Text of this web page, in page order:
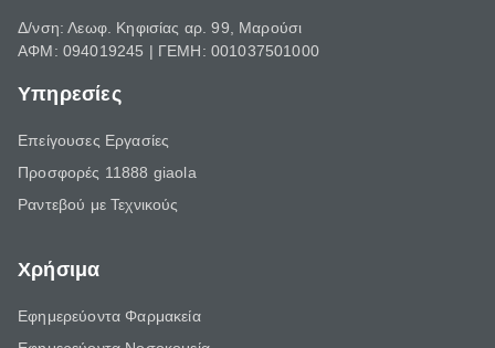
Δ/νση: Λεωφ. Κηφισίας αρ. 99, Μαρούσι
ΑΦΜ: 094019245 | ΓΕΜΗ: 001037501000
Υπηρεσίες
Επείγουσες Εργασίες
Προσφορές 11888 giaola
Ραντεβού με Τεχνικούς
Χρήσιμα
Εφημερεύοντα Φαρμακεία